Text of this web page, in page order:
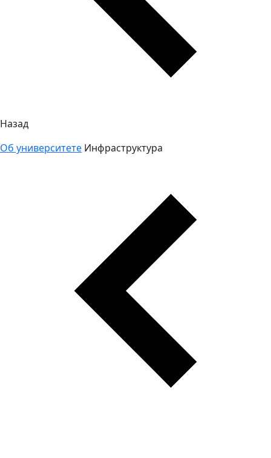
Назад
Об университете Инфраструктура